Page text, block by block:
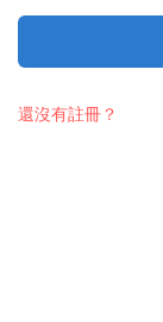
還沒有註冊？